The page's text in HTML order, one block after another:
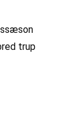
trup